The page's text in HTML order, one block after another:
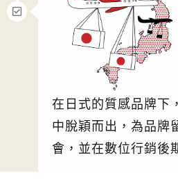
在日式的質感品牌下
中脫穎而出，為品牌
會，並在數位行銷後